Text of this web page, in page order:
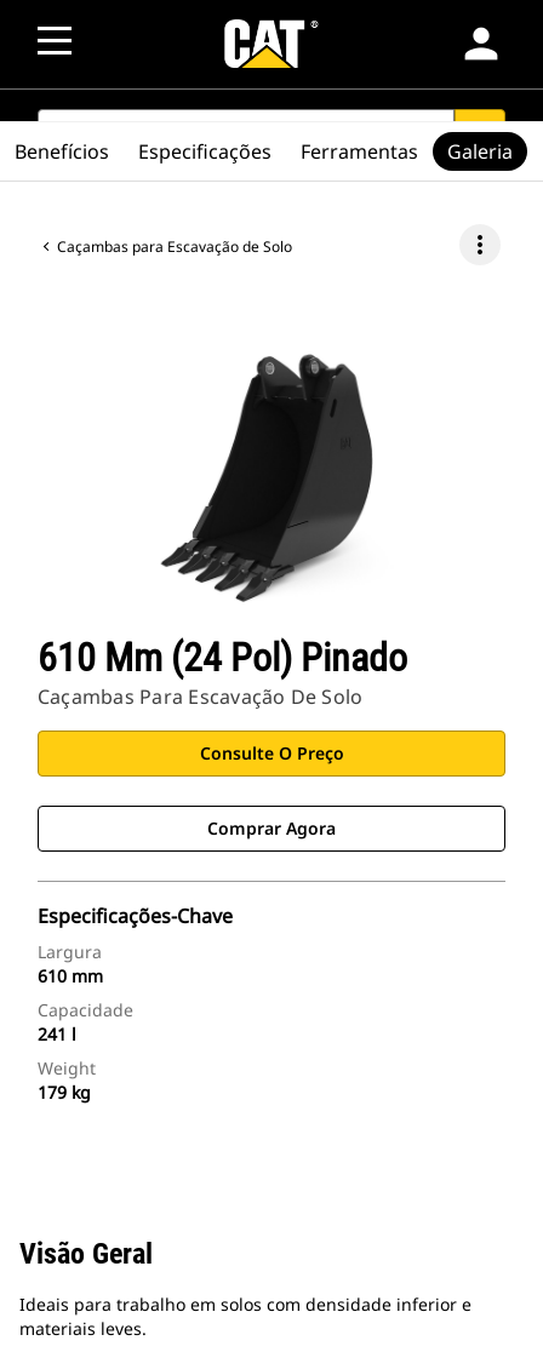
person
SEARCH search
Caçambas para Escavação de Solo more_vert
610 Mm (24 Pol) Pinado
Caçambas Para Escavação De Solo
Consulte O Preço
Comprar Agora
Especificações-Chave
Largura
610 mm
Capacidade
241 l
Weight
179 kg
Benefícios Especificações Ferramentas Galeria
Visão Geral
Ideais para trabalho em solos com densidade inferior e
materiais leves.